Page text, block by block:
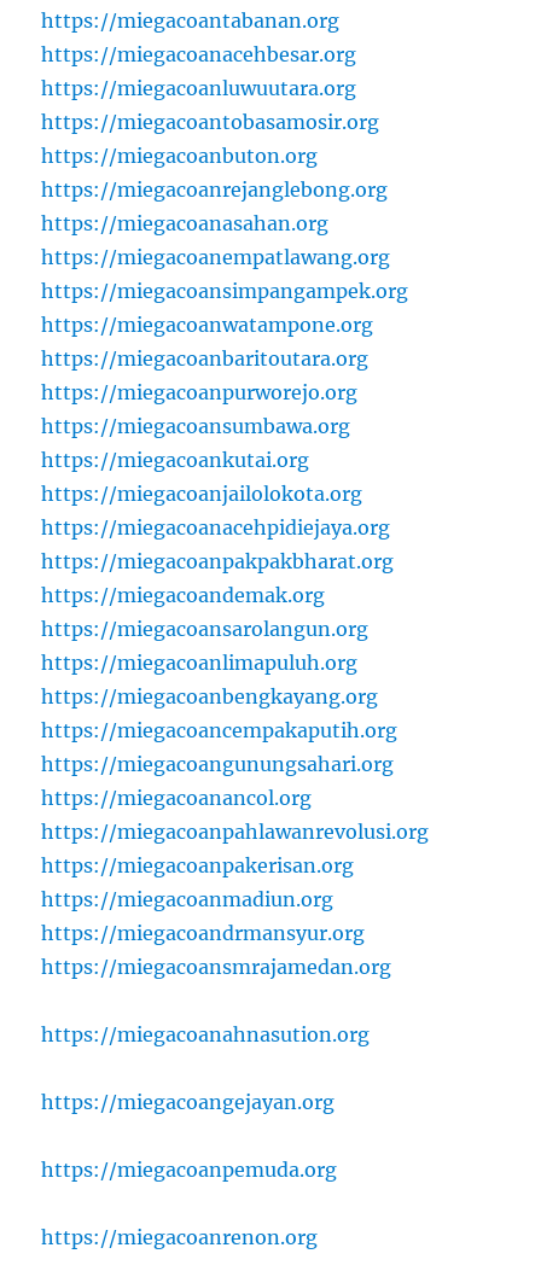
https://miegacoantabanan.org
https://miegacoanacehbesar.org
https://miegacoanluwuutara.org
https://miegacoantobasamosir.org
https://miegacoanbuton.org
https://miegacoanrejanglebong.org
https://miegacoanasahan.org
https://miegacoanempatlawang.org
https://miegacoansimpangampek.org
https://miegacoanwatampone.org
https://miegacoanbaritoutara.org
https://miegacoanpurworejo.org
https://miegacoansumbawa.org
https://miegacoankutai.org
https://miegacoanjailolokota.org
https://miegacoanacehpidiejaya.org
https://miegacoanpakpakbharat.org
https://miegacoandemak.org
https://miegacoansarolangun.org
https://miegacoanlimapuluh.org
https://miegacoanbengkayang.org
https://miegacoancempakaputih.org
https://miegacoangunungsahari.org
https://miegacoanancol.org
https://miegacoanpahlawanrevolusi.org
https://miegacoanpakerisan.org
https://miegacoanmadiun.org
https://miegacoandrmansyur.org
https://miegacoansmrajamedan.org
https://miegacoanahnasution.org
https://miegacoangejayan.org
https://miegacoanpemuda.org
https://miegacoanrenon.org